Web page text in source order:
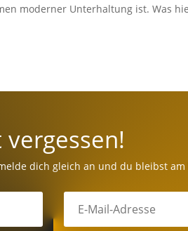
moderner Unterhaltung ist. Was
dich gleich an und du bleibst